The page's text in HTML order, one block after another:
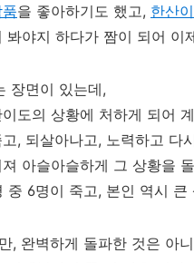
을 좋아하기도 했고, 한산
봐야지 하다가 짬이 되어 이
장면이 있는데,
도의 상황에 처하게 되어
, 되살아나고, 노력하고 다
아슬아슬하게 그 상황을
중 6명이 죽고, 본인 역시 큰
, 완벽하게 돌파한 것은 아